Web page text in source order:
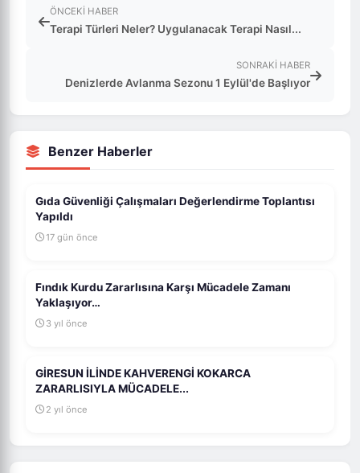
ÖNCEKI HABER
Terapi Türleri Neler? Uygulanacak Terapi Nasıl...
SONRAKI HABER
Denizlerde Avlanma Sezonu 1 Eylül'de Başlıyor
Benzer Haberler
Gıda Güvenliği Çalışmaları Değerlendirme Toplantısı
Yapıldı
17 gün önce
Fındık Kurdu Zararlısına Karşı Mücadele Zamanı
Yaklaşıyor…
3 yıl önce
GİRESUN İLİNDE KAHVERENGİ KOKARCA
ZARARLISIYLA MÜCADELE...
2 yıl önce